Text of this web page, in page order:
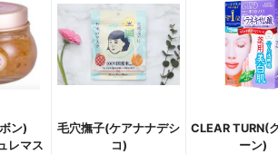
ン)
レマス
毛穴撫子(ケアナナデシ
コ)
CLEAR TURN(
ーン)